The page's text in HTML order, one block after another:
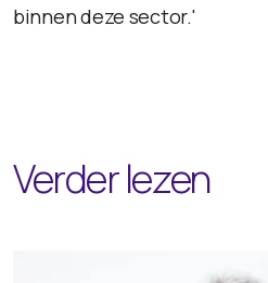
binnen deze sector.'
Verder lezen